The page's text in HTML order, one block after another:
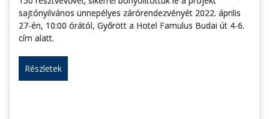
sajtónyilvános ünnepélyes zárórendezvényét 2022. április
27-én, 10:00 órától, Győrött a Hotel Famulus Budai út 4-6.
cím alatt.
Részletek